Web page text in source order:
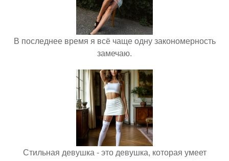
В последнее время я всё чаще одну закономерность
замечаю.
Стильная девушка - это девушка, которая умеет